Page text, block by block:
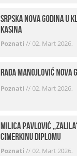
Srpska Nova godina u
Kasina
Poznati //02. Mart 2026.
Rada Manojlović Nova
Poznati //02. Mart 2026.
Milica Pavlović
cimerkinu diplomu
Poznati //02. Mart 2026.